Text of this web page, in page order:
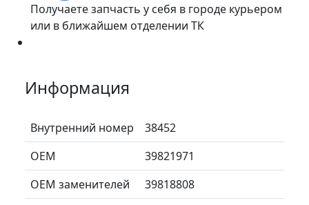
Получаете запчасть у себя в городе курьером
или в ближайшем отделении ТК
Информация
Внутренний номер
38452
ОЕМ
39821971
ОЕМ заменителей
39818808